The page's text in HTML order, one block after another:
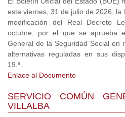
este viernes, 31 de julio de 2026,
modificación del Real Decreto
octubre, por el que se aprueba
General de la Seguridad Social en
alternativas reguladas en sus
19.ª.
Enlace al Documento
SERVICIO COMÚN
VILLALBA